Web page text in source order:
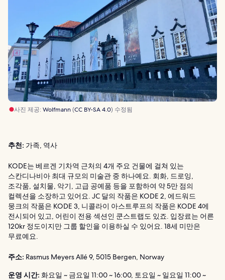
사진 제공: Wolfmann(CC BY-SA 4.0) 수정됨
추천: 가족, 역사
KODE는 베르겐 기차역 근처의 4개 주요 건물에 걸쳐 있는
스칸디나비아 최대 규모의 미술관 중 하나예요. 회화, 드로잉,
조각품, 설치물, 악기, 고급 공예품 등을 포함하여 약 5만 점의
컬렉션을 소장하고 있어요. JC 달의 작품은 KODE 2, 에드워드
뭉크의 작품은 KODE 3, 니콜라이 아스트루프의 작품은 KODE 4에
전시되어 있고, 어린이 전용 섹션인 쿤스트랩도 있죠. 입장료는 어른
120kr 정도이지만 그룹 할인을 이용하실 수 있어요. 18세 미만은
무료예요.
주소: Rasmus Meyers Allé 9, 5015 Bergen, Norway
운영 시간: 화요일 ~ 금요일 11:00 ~ 16:00, 토요일 ~ 일요일 11:00 ~